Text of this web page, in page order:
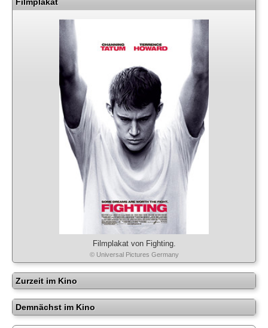
Filmplakat von Fighting.
© Universal Pictures Germany
Zurzeit im Kino
Demnächst im Kino